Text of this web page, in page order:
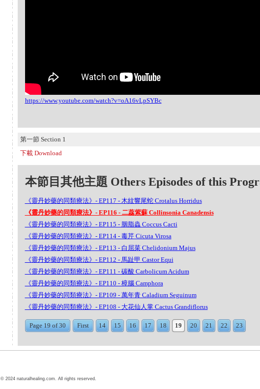
https://www.youtube.com/watch?v=oA16vLpSYBc
第一節 Section 1
下載 Download
本節目其他主題 Others Episodes of this
《靈丹妙藥的同類療法》- EP117 - 木紋響尾蛇 Crotalus Horridus
《靈丹妙藥的同類療法》- EP116 - 二蕊紫蘇 Collinsonia Canadensis
《靈丹妙藥的同類療法》- EP115 - 胭脂蟲 Coccus Cacti
《靈丹妙藥的同類療法》- EP114 - 毒芹 Cicuta Virosa
《靈丹妙藥的同類療法》- EP113 - 白屈菜 Chelidonium Majus
《靈丹妙藥的同類療法》- EP112 - 馬趾甲 Castor Equi
《靈丹妙藥的同類療法》- EP111 - 碳酸 Carbolicum Acidum
《靈丹妙藥的同類療法》- EP110 - 樟腦 Camphora
《靈丹妙藥的同類療法》- EP109 - 萬年青 Caladium Seguinum
《靈丹妙藥的同類療法》- EP108 - 大花仙人掌 Cactus Grandiflorus
Page 19 of 30 First 14 15 16 17 18 19 20 21 22 23
© 2024 naturalhealing.com. All rights reserved.